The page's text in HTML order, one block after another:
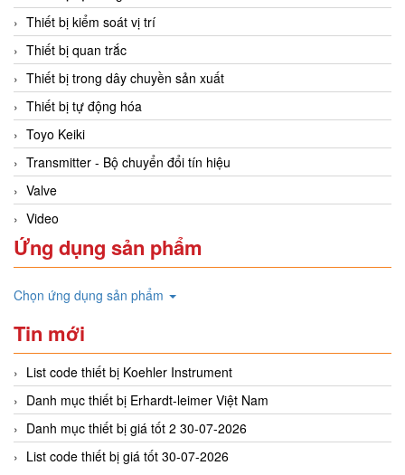
Thiết bị kiểm soát vị trí
Thiết bị quan trắc
Thiết bị trong dây chuyền sản xuất
Thiết bị tự động hóa
Toyo Keiki
Transmitter - Bộ chuyển đổi tín hiệu
Valve
Video
Ứng dụng sản phẩm
Chọn ứng dụng sản phẩm
Tin mới
List code thiết bị Koehler Instrument
Danh mục thiết bị Erhardt-leimer Việt Nam
Danh mục thiết bị giá tốt 2 30-07-2026
List code thiết bị giá tốt 30-07-2026